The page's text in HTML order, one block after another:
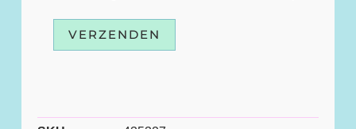
VERZENDEN